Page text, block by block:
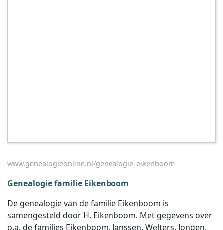
www.genealogieonline.nl/genealogie_eikenboom
Genealogie familie Eikenboom
De genealogie van de familie Eikenboom is
samengesteld door H. Eikenboom. Met gegevens over
o.a. de families Eikenboom, Janssen, Welters, Jongen,